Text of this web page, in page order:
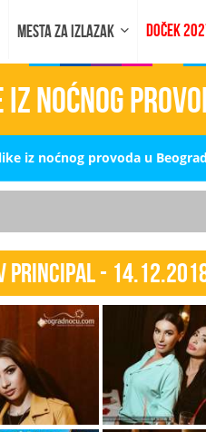
MESTA ZA IZLAZAK DOČEK
noćnog
iz noćnog provoda u
Principal -